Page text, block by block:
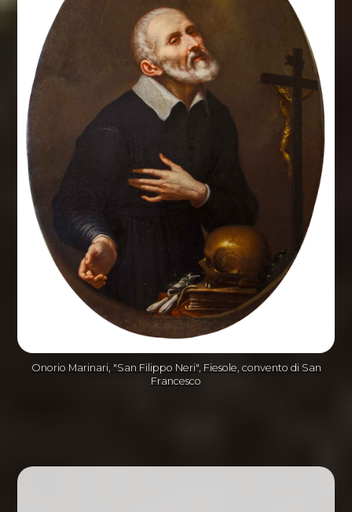
Onorio Marinari, "San Filippo Neri", Fiesole, convento di San
Francesco